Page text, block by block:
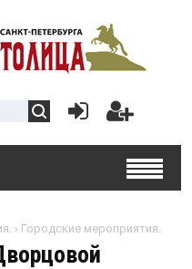
› Городские мероприятия.